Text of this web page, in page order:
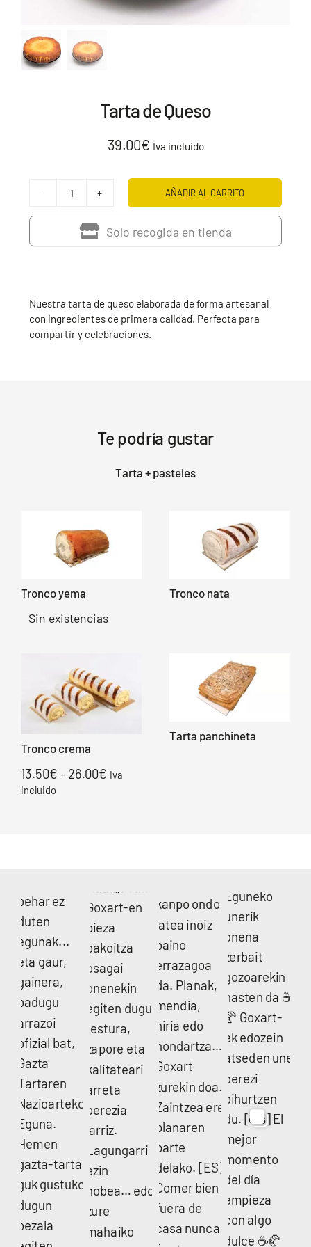
Tarta de Queso
39.00€ Iva incluido
Tarta
de
Queso
AÑADIR AL CARRITO
Solo recogida en tienda
Nuestra tarta de queso elaborada de forma artesanal
con ingredientes de primera calidad. Perfecta para
compartir y celebraciones.
Te podría gustar
Tarta + pasteles
Tronco yema
Sin existencias
Tronco nata
Tronco crema
13.50€ - 26.00€Rango
Iva
incluido
Tarta panchineta